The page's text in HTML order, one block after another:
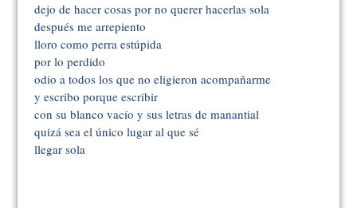
dejo de hacer cosas por no querer hacerlas sola
después me arrepiento
lloro como perra estúpida
por lo perdido
odio a todos los que no eligieron acompañarme
y escribo porque escribir
con su blanco vacío y sus letras de manantial
quizá sea el único lugar al que sé
llegar sola